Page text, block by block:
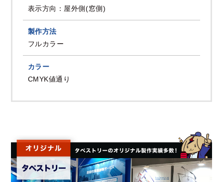
表示方向：屋外側(窓側)
製作方法
フルカラー
カラー
CMYK値通り